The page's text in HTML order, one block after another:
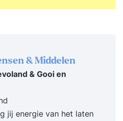
divergeren: deze
zeurstemmetje in je
Group
optimaliseer je
Mindful versus
concepten die je
geven Orde en
& Middelen
& Gooi en
jij energie van het laten